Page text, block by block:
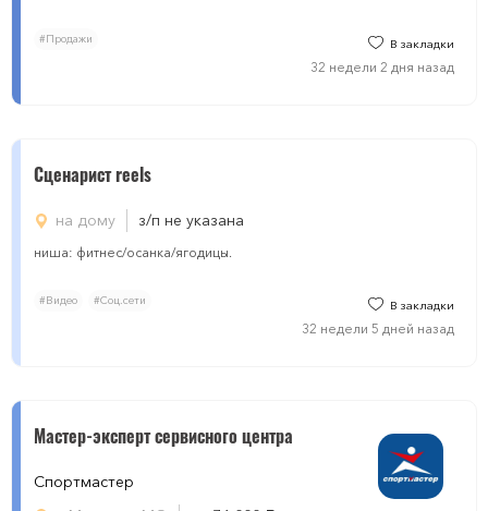
#Продажи В закладки
32 недели 2 дня назад
Сценарист reels
на дому з/п не указана
ниша: фитнес/осанка/ягодицы.
#Видео #Соц.сети В закладки
32 недели 5 дней назад
Мастер-эксперт сервисного центра
Спортмастер